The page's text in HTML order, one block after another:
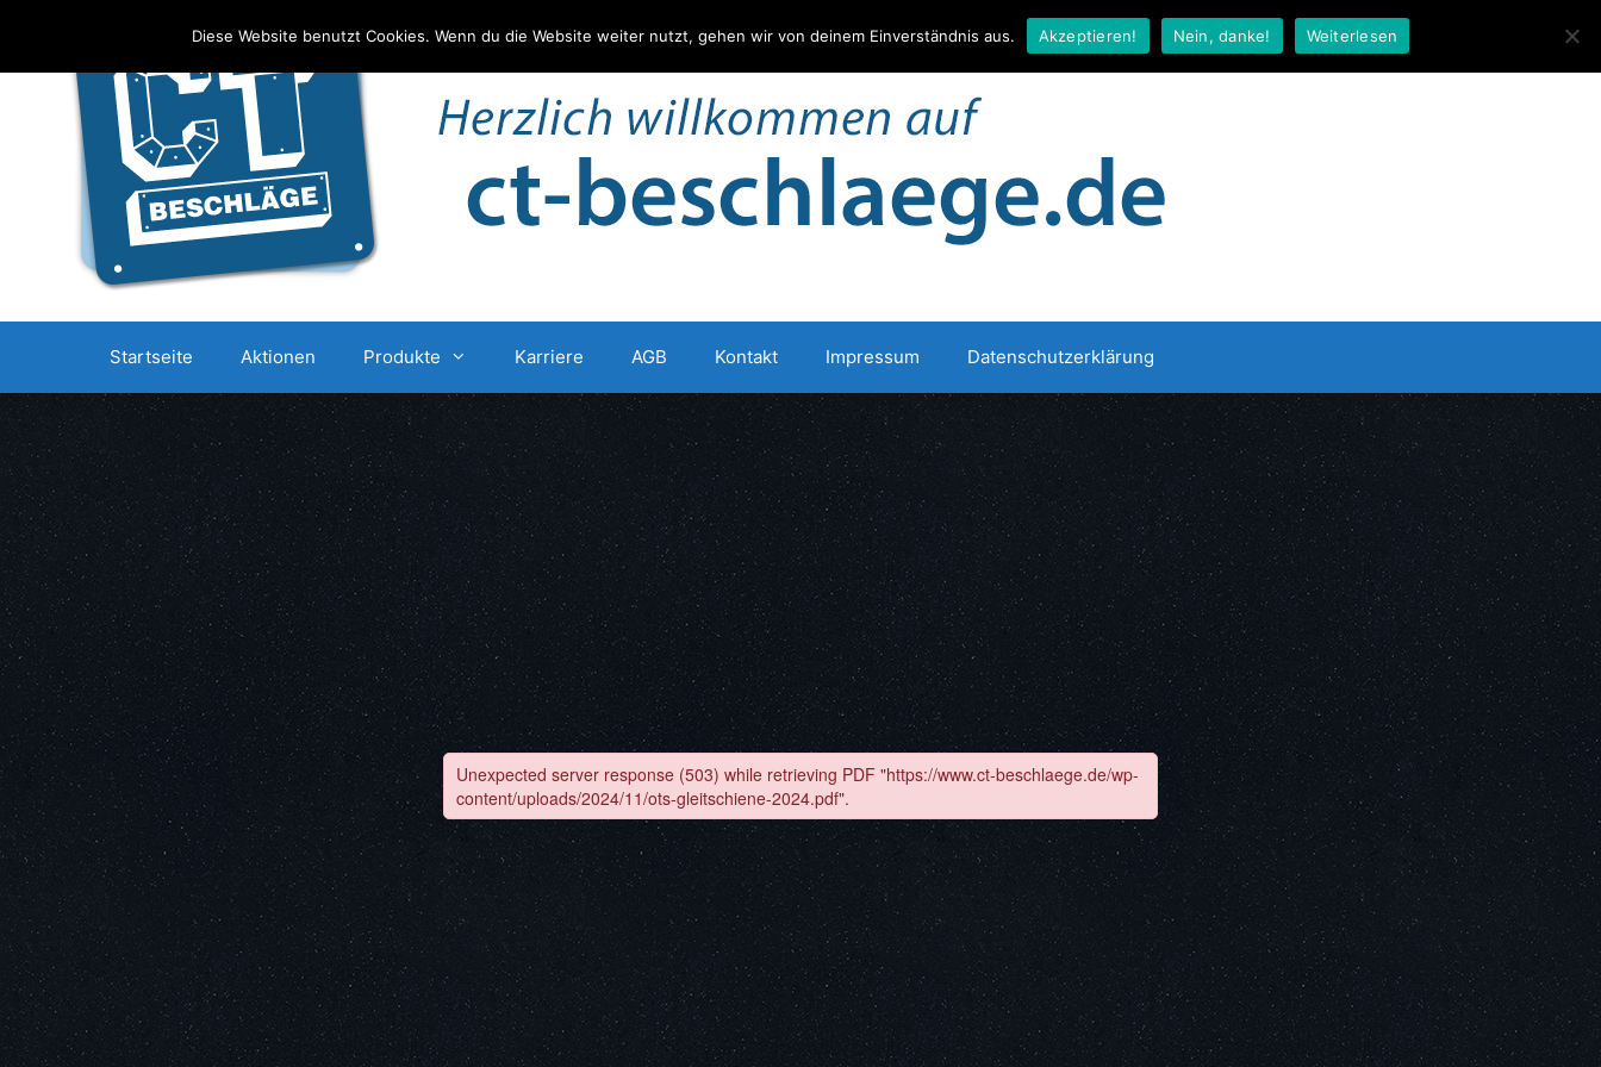
springen
Startseite Aktionen Produkte Karriere AGB Kontakt Impressum Datenschutzerklärung
Diese Website benutzt Cookies. Wenn du die Website weiter nutzt, gehen wir von deinem Einverständnis aus. Akzeptieren! Nein, danke! Weiterlesen